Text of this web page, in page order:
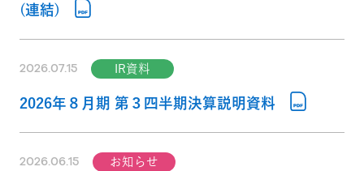
(連結)
2026.07.15 IR資料
2026年８月期 第３四半期決算説明資料
2026.06.15 お知らせ